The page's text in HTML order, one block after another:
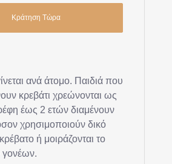
ανά άτομο. Παιδιά που
κρεβάτι χρεώνονται ως
έως 2 ετών διαμένουν
χρησιμοποιούν δικό
ή μοιράζονται το
γονέων.